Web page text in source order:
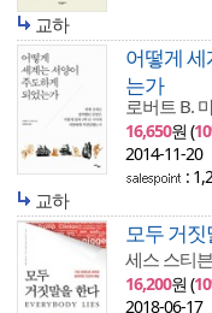
교하
어떻게
는가
로버트 B.
16,650원 (
2014-11-20
:
교하
모두 거
세스 스티
16,200원 (
2018-06-17